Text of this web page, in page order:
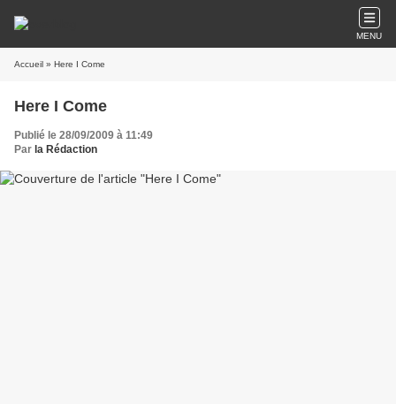
MENU
Accueil » Here I Come
Here I Come
Publié le 28/09/2009 à 11:49
Par la Rédaction